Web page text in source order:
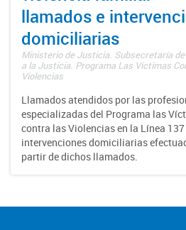
llamados e
domiciliarias
Ministerio de Justicia. Subsecretaría
a la Justicia. Programa Las Víctimas
Violencias
Llamados atendidos por las
especializadas del Programa las
contra las Violencias en la Línea
intervenciones domiciliarias
partir de dichos llamados.